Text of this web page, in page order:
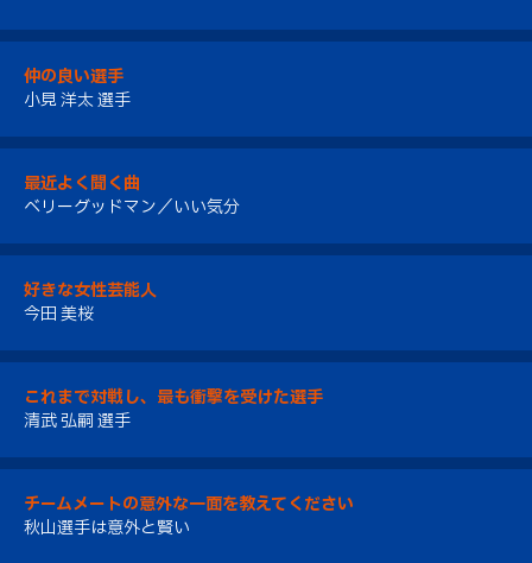
仲の良い選手
小見 洋太 選手
最近よく聞く曲
ベリーグッドマン／いい気分
好きな女性芸能人
今田 美桜
これまで対戦し、最も衝撃を受けた選手
清武 弘嗣 選手
チームメートの意外な一面を教えてください
秋山選手は意外と賢い